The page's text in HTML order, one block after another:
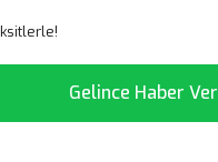
Gelince Haber Ver